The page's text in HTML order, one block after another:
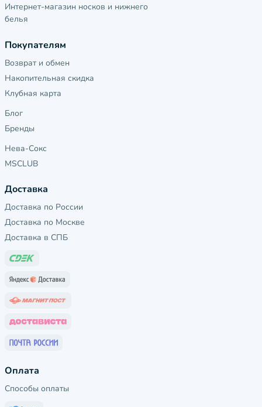
Интернет-магазин носков и нижнего
белья
Покупателям
Возврат и обмен
Накопительная скидка
Клубная карта
Блог
Бренды
Нева-Сокс
MSCLUB
Доставка
Доставка по России
Доставка по Москве
Доставка в СПБ
Оплата
Способы оплаты